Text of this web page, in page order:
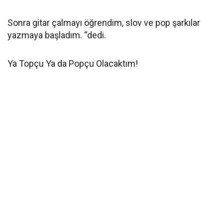
Sonra gitar çalmayı öğrendim, slov ve pop şarkılar
yazmaya başladım. “dedi.
Ya Topçu Ya da Popçu Olacaktım!